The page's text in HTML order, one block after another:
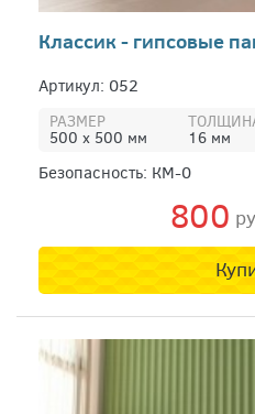
Классик - гипсовые
Артикул: 052
РАЗМЕР
500 х 500 мм 16 мм
Безопасность: КМ-0
800